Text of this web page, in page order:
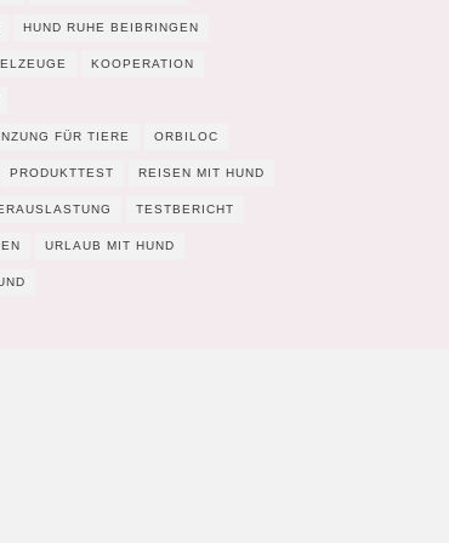
HUND RUHE BEIBRINGEN
KOOPERATION
FÜR TIERE ORBILOC
PRODUKTTEST REISEN MIT HUND
TESTBERICHT
URLAUB MIT HUND